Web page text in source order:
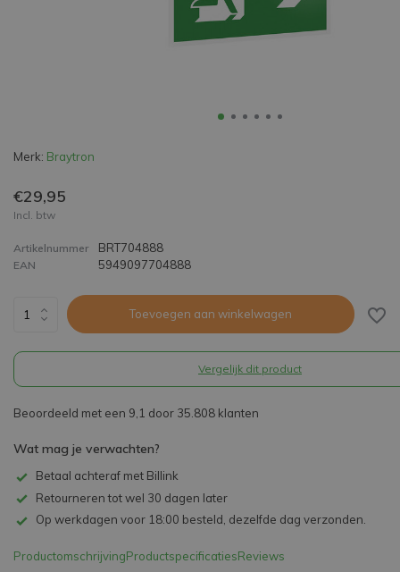
Merk: Braytron
€29,95
Incl. btw
Artikelnummer BRT704888
EAN 5949097704888
Toevoegen aan winkelwagen
Vergelijk dit product
Beoordeeld met een 9,1 door 35.808 klanten
Wat mag je verwachten?
Betaal achteraf met Billink
Retourneren tot wel 30 dagen later
Op werkdagen voor 18:00 besteld, dezelfde dag verzonden.
ProductomschrijvingProductspecificatiesReviews